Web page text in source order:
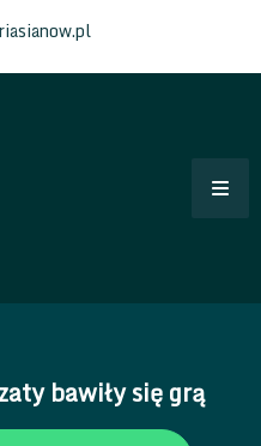
bawiły się grą